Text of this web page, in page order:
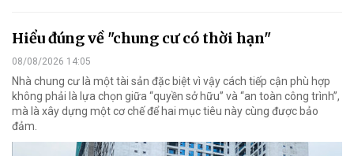
Hiểu đúng về "chung cư có thời hạn"
08/08/2026 14:05
Nhà chung cư là một tài sản đặc biệt vì vậy cách tiếp cận phù hợp
không phải là lựa chọn giữa “quyền sở hữu” và “an toàn công trình”,
mà là xây dựng một cơ chế để hai mục tiêu này cùng được bảo
đảm.